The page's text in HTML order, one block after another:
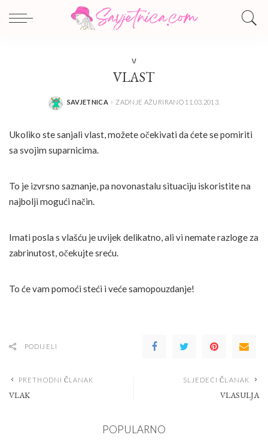
V
VLAST
POSTED
SAVJETNICA ZADNJE AŽURIRANO 11.03.2013.
Ukoliko ste sanjali vlast, možete očekivati da ćete se pomiriti
sa svojim suparnicima.
To je izvrsno saznanje, pa novonastalu situaciju iskoristite na
najbolji mogući način.
Imati posla s vlašću je uvijek delikatno, ali vi nemate razloge za
zabrinutost, očekujte sreću.
To će vam pomoći steći i veće samopouzdanje!
PODIJELI
PRETHODNI ČLANAK
VLAK
SLJEDEĆI ČLANAK
VLASULJA
POPULARNO